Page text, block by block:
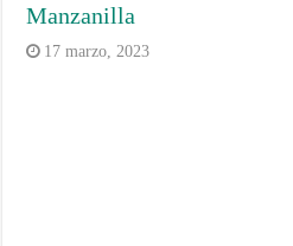
Manzanilla
17 marzo, 2023